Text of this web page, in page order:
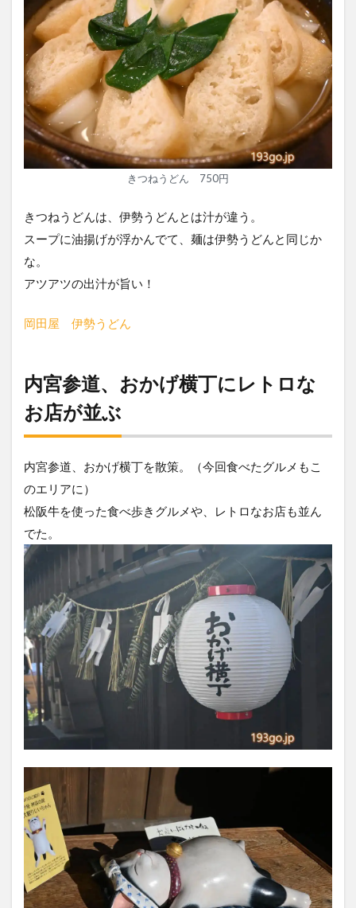
きつねうどん 750円
きつねうどんは、伊勢うどんとは汁が違う。
スープに油揚げが浮かんでて、麺は伊勢うどんと同じか
な。
アツアツの出汁が旨い！
岡田屋 伊勢うどん
内宮参道、おかげ横丁にレトロな
お店が並ぶ
内宮参道、おかげ横丁を散策。（今回食べたグルメもこ
のエリアに）
松阪牛を使った食べ歩きグルメや、レトロなお店も並ん
でた。